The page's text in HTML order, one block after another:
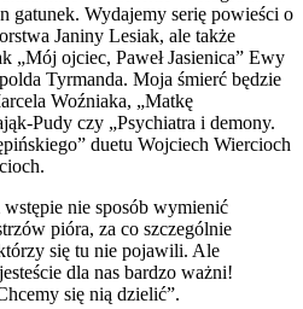
gatunek. Wydajemy serię powieści o
Janiny Lesiak, ale także
„Mój ojciec, Paweł Jasienica” Ewy
Tyrmanda. Moja śmierć będzie
Woźniaka, „Matkę
Pudy czy „Psychiatra i demony.
duetu Wojciech Wiercioch
nie sposób wymienić
pióra, za co szczególnie
się tu nie pojawili. Ale
dla nas bardzo ważni!
się nią dzielić”.